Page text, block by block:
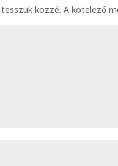
közzé. A kötelező